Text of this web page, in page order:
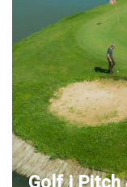
Golf i Pitch